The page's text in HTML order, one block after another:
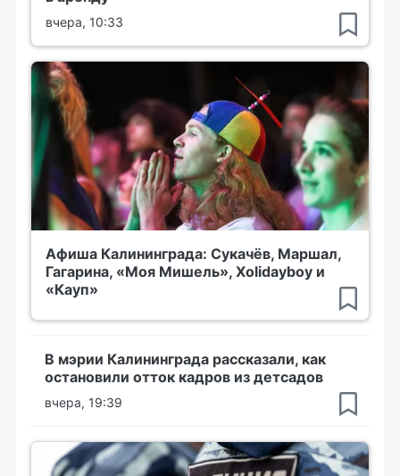
вчера, 10:33
Афиша Калининграда: Сукачёв, Маршал,
Гагарина, «Моя Мишель», Xolidayboy и
«Кауп»
В мэрии Калининграда рассказали, как
остановили отток кадров из детсадов
вчера, 19:39